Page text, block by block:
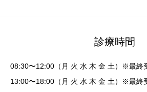
診療時間
08:30〜12:00（月 火 水 木 金 土）※最終
13:00〜18:00（月 火 水 木 金 土）※最終